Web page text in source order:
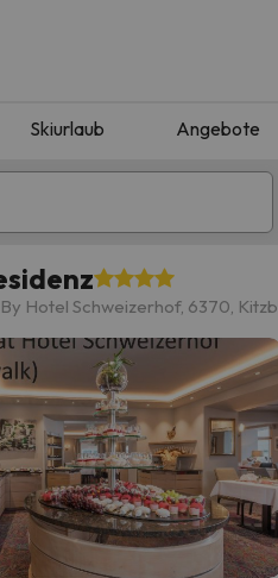
Skiurlaub Angebote
Berghotels
keine Ergebnisse gefunden, die
Hotel Schweizerhof, 6370,